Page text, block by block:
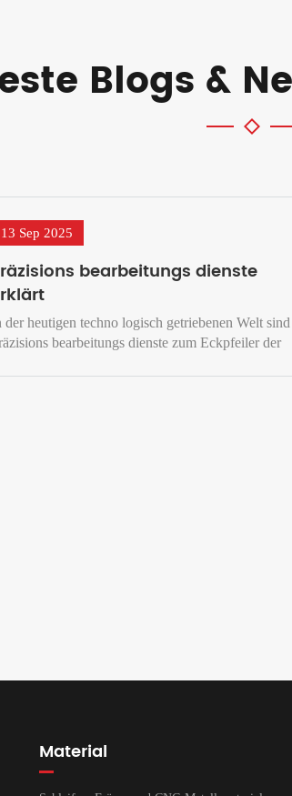
Blogs &
13 Sep 2025
bearbeitungs dienste
der heutigen techno logisch getriebenen Welt sind
bearbeitungs dienste zum Eckpfeiler der
Material